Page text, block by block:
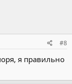
#8
я правильно